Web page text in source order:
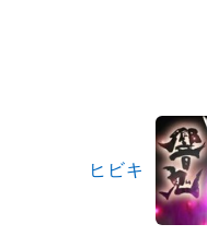
ヒビキ